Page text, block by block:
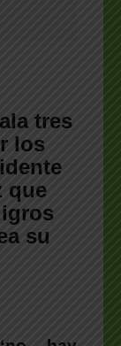
tres
los
que
su